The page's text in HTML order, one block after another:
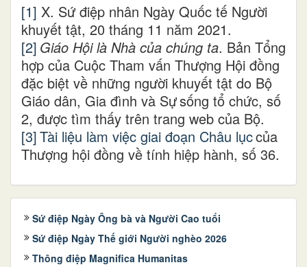
[1] X. Sứ điệp nhân Ngày Quốc tế Người
khuyết tật, 20 tháng 11 năm 2021.
[2] Giáo Hội là Nhà của chúng ta. Bản Tổng
hợp của Cuộc Tham vấn Thượng Hội đồng
đặc biệt về những người khuyết tật do Bộ
Giáo dân, Gia đình và Sựsống tổ chức, số
2, được tìm thấy trên trang web của Bộ.
[3]Tài liệu làm việc giai đoạn Châu lụccủa
Thượng hội đồng về tính hiệp hành, số 36.
Sứ điệp Ngày Ông bà và Người Cao tuổi
Sứ điệp Ngày Thế giới Người nghèo 2026
Thông điệp Magnifica Humanitas